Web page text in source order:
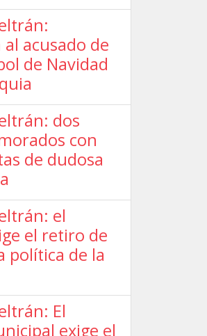
acusado de
de Navidad
dos
con
de dudosa
el
el retiro de
política de la
El
exige el